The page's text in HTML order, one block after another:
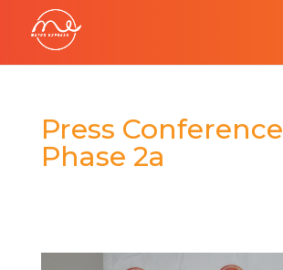
Press Conference
Phase 2a